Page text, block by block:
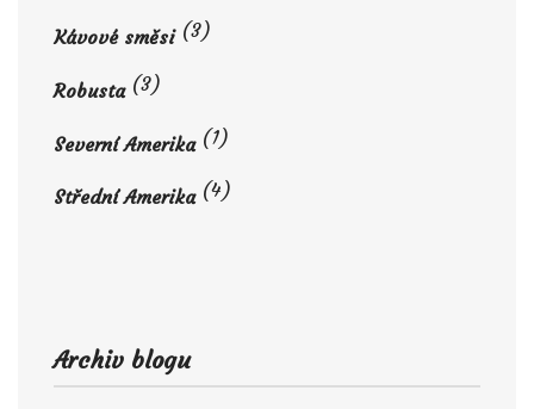
Kávové směsi (3)
Robusta (3)
Severní Amerika (1)
Střední Amerika (4)
Archiv blogu